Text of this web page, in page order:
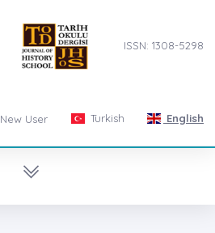
ISSN: 1308-5298
New User Turkish English